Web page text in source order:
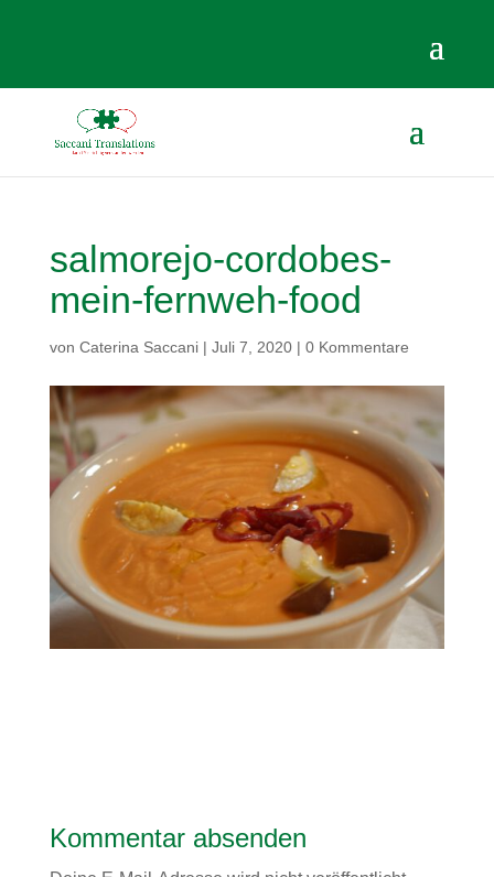
salmorejo-cordobes-
mein-fernweh-food
von Caterina Saccani| Juli 7, 2020| 0 Kommentare
Kommentar absenden